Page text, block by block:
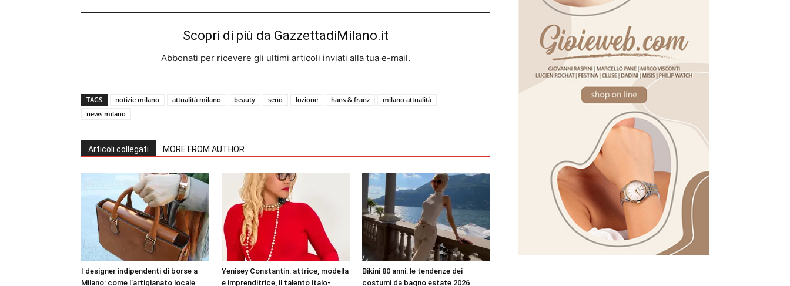
Scopri di più da GazzettadiMilano.it
Abbonati per ricevere gli ultimi articoli inviati alla tua e-mail.
TAGS notizie milano attualità milano beauty seno lozione hans & franz
milano attualità
news milano
Articoli collegati MORE FROM AUTHOR
I designer indipendenti di borse a
Milano: come l’artigianato locale
Yenisey Constantin: attrice, modella
e imprenditrice, il talento italo-
Bikini 80 anni: le tendenze dei
costumi da bagno estate 2026